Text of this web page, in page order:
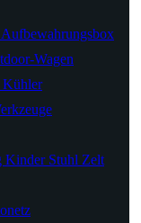
Wagen
Kühler
Kinder Stuhl Zelt